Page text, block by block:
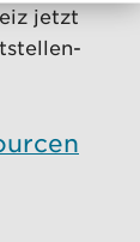
jetzt